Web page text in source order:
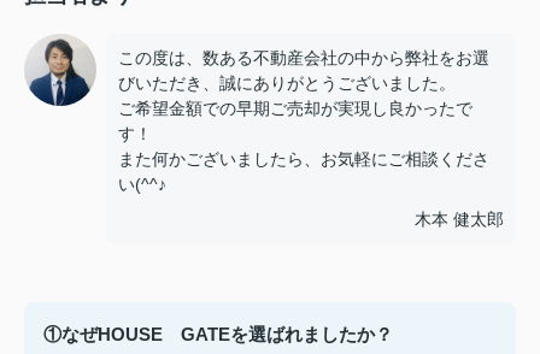
この度は、数ある不動産会社の中から弊社をお選
びいただき、誠にありがとうございました。
ご希望金額での早期ご売却が実現し良かったで
す！
また何かございましたら、お気軽にご相談くださ
い(^^♪
木本 健太郎
①なぜHOUSE GATEを選ばれましたか？